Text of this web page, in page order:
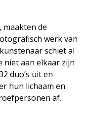
maakten de
werk van
schiet al
niet aan elkaar zijn
duo’s uit en
hun lichaam en
af.